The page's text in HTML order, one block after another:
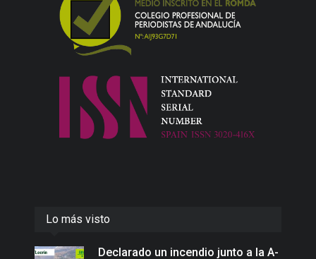
Lo más visto
Declarado un incendio junto a la A-